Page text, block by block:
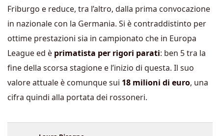
Friburgo e reduce, tra l’altro, dalla prima convocazione
in nazionale con la Germania. Si è contraddistinto per
ottime prestazioni sia in campionato che in Europa
League ed è primatista per rigori parati: ben 5 tra la
fine della scorsa stagione e l’inizio di questa. Il suo
valore attuale è comunque sui 18 milioni di euro, una
cifra quindi alla portata dei rossoneri.